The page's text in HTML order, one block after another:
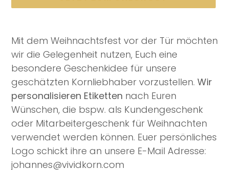
wird
zum
Warenkorb
hinzugefügt
Mit dem Weihnachtsfest vor der Tür möchten
wir die Gelegenheit nutzen, Euch eine
besondere Geschenkidee für unsere
geschätzten Kornliebhaber vorzustellen. Wir
personalisieren Etiketten nach Euren
Wünschen, die bspw. als Kundengeschenk
oder Mitarbeitergeschenk für Weihnachten
verwendet werden können. Euer persönliches
Logo schickt ihre an unsere E-Mail Adresse:
johannes@vividkorn.com